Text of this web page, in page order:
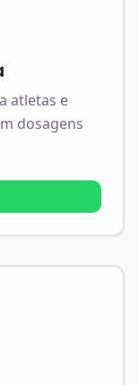
atletas e
dosagens